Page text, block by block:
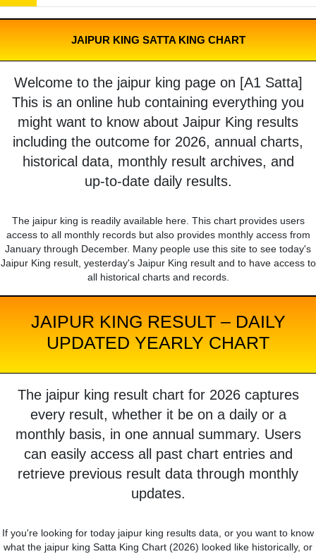
JAIPUR KING SATTA KING CHART
Welcome to the jaipur king page on [A1 Satta]
This is an online hub containing everything you
might want to know about Jaipur King results
including the outcome for 2026, annual charts,
historical data, monthly result archives, and
up-to-date daily results.
The jaipur king is readily available here. This chart provides users
access to all monthly records but also provides monthly access from
January through December. Many people use this site to see today's
Jaipur King result, yesterday's Jaipur King result and to have access to
all historical charts and records.
JAIPUR KING RESULT – DAILY
UPDATED YEARLY CHART
The jaipur king result chart for 2026 captures
every result, whether it be on a daily or a
monthly basis, in one annual summary. Users
can easily access all past chart entries and
retrieve previous result data through monthly
updates.
If you're looking for today jaipur king results data, or you want to know
what the jaipur king Satta King Chart (2026) looked like historically, or